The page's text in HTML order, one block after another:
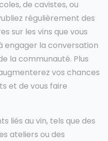
de cavistes, ou
régulièrement des
sur les vins que vous
engager la conversation
la communauté. Plus
vos chances
et de vous faire
liés au vin, tels que des
ateliers ou des